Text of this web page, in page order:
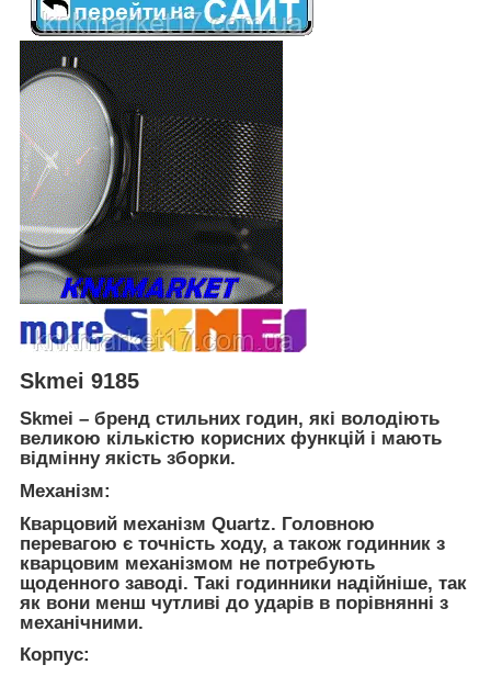
Skmei 9185
Skmei – бренд стильних годин, які володіють
великою кількістю корисних функцій і мають
відмінну якість зборки.
Механізм:
Кварцовий механізм Quartz. Головною
перевагою є точність ходу, а також годинник з
кварцовим механізмом не потребують
щоденного заводі. Такі годинники надійніше, так
як вони менш чутливі до ударів в порівнянні з
механічними.
Корпус: